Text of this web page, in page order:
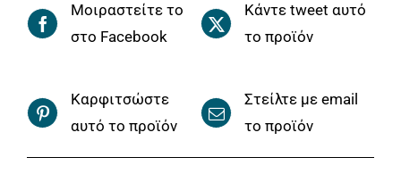
Μοιραστείτε το
στο Facebook
Κάντε tweet αυτό
το προϊόν
Καρφιτσώστε
αυτό το προϊόν
Στείλτε με email
το προϊόν